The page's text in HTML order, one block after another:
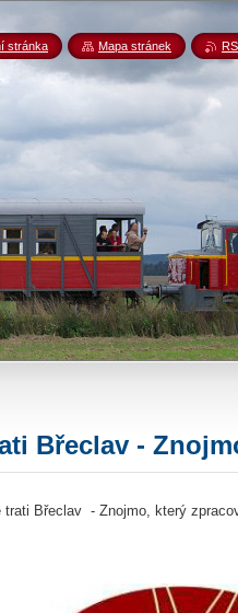
Břeclav -
Břeclav - Znojmo, který
stránka Mapa stránek